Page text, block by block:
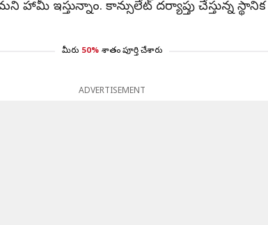
ఇస్తున్నాం. కాన్సులేట్ దర్యాప్తు చేస్తున్న
మీరు 50% శాతం పూర్తి చేశారు
ADVERTISEMENT